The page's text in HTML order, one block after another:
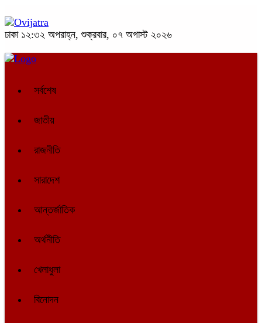
ঢাকা ১২:৩২ অপরাহ্ন, শুক্রবার, ০৭ অগাস্ট ২০২৬
সর্বশেষ
জাতীয়
রাজনীতি
সারাদেশ
আন্তর্জাতিক
অর্থনীতি
খেলাধুলা
বিনোদন